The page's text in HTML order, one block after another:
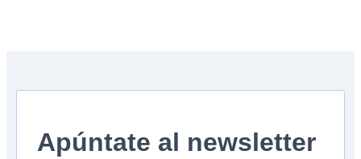
Apúntate al newsletter